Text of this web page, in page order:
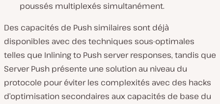
poussés multiplexés simultanément.
Des capacités de Push similaires sont déjà
disponibles avec des techniques sous-optimales
telles que Inlining to Push server responses, tandis que
Server Push présente une solution au niveau du
protocole pour éviter les complexités avec des hacks
d’optimisation secondaires aux capacités de base du